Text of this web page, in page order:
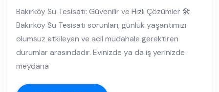
Bakırköy Su Tesisatı: Güvenilir ve Hızlı Çözümler 🛠️
Bakırköy Su Tesisatı sorunları, günlük yaşantımızı
olumsuz etkileyen ve acil müdahale gerektiren
durumlar arasındadır. Evinizde ya da iş yerinizde
meydana